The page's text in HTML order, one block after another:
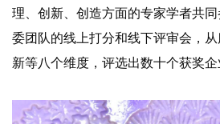
理、创新、创造方面的专家学者共
委团队的线上打分和线下评审会，
新等八个维度，评选出数十个获奖企